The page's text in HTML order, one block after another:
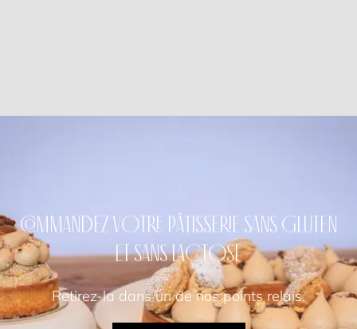
COMMANDEZ VOTRE PÂTISSERIE SANS GLUTEN
ET SANS LACTOSE
Retirez-la dans un de nos points relais.